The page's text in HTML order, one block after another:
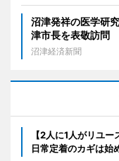
沼津発祥の医学研
津市長を表敬訪問
沼津経済新聞
【2人に1人がリユ
日常定着のカギは始